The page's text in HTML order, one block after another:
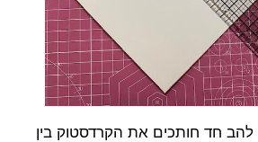
להב חד חותכים את הקרדסטוק בין